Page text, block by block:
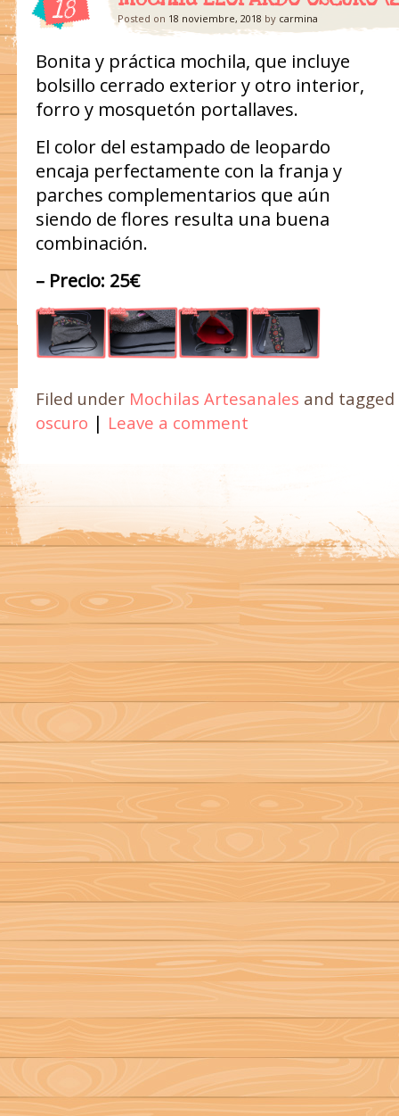
18 Posted on 18 noviembre, 2018 by carmina
Bonita y práctica mochila, que incluye
bolsillo cerrado exterior y otro interior,
forro y mosquetón portallaves.
El color del estampado de leopardo
encaja perfectamente con la franja y
parches complementarios que aún
siendo de flores resulta una buena
combinación.
– Precio: 25€
Filed under Mochilas Artesanales and tagged
oscuro | Leave a comment